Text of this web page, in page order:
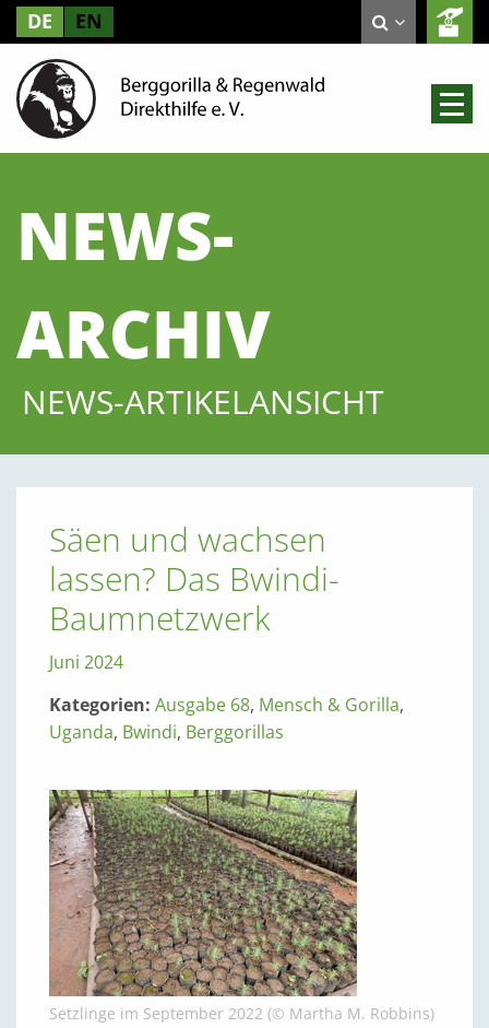
DE EN
NEWS-
ARCHIV
NEWS-ARTIKELANSICHT
Säen und wachsen
lassen? Das Bwindi-
Baumnetzwerk
Juni 2024
Kategorien: Ausgabe 68, Mensch & Gorilla,
Uganda, Bwindi, Berggorillas
Setzlinge im September 2022 (© Martha M. Robbins)